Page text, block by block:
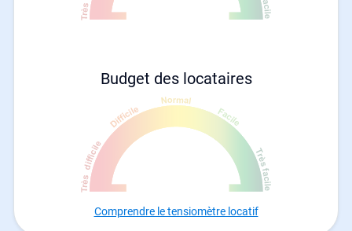
Budget des locataires
Comprendre le tensiomètre locatif